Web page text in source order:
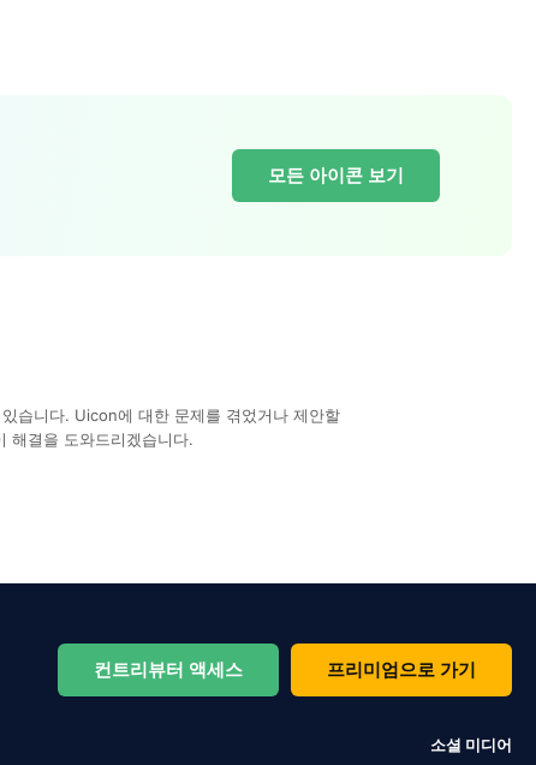
모든 아이콘 보기
습니다. Uicon에 대한 문제를 겪었거나 제안할
해결을 도와드리겠습니다.
컨트리뷰터 액세스 프리미엄으로 가기
소셜 미디어